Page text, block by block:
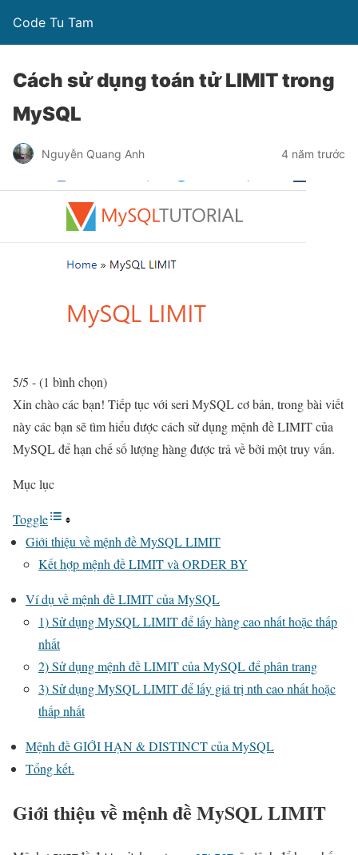
Code Tu Tam
Cách sử dụng toán tử LIMIT trong
MySQL
Nguyễn Quang Anh 4 năm trước
5/5 - (1 bình chọn)
Xin chào các bạn! Tiếp tục với seri MySQL cơ bản, trong bài viết
này các bạn sẽ tìm hiểu được cách sử dụng mệnh đề LIMIT của
MySQL để hạn chế số lượng hàng được trả về bởi một truy vấn.
Mục lục
Toggle
Giới thiệu về mệnh đề MySQL LIMIT
Kết hợp mệnh đề LIMIT và ORDER BY
Ví dụ về mệnh đề LIMIT của MySQL
1) Sử dụng MySQL LIMIT để lấy hàng cao nhất hoặc thấp
nhất
2) Sử dụng mệnh đề LIMIT của MySQL để phân trang
3) Sử dụng MySQL LIMIT để lấy giá trị nth cao nhất hoặc
thấp nhất
Mệnh đề GIỚI HẠN & DISTINCT của MySQL
Tổng kết.
Giới thiệu về mệnh đề MySQL LIMIT